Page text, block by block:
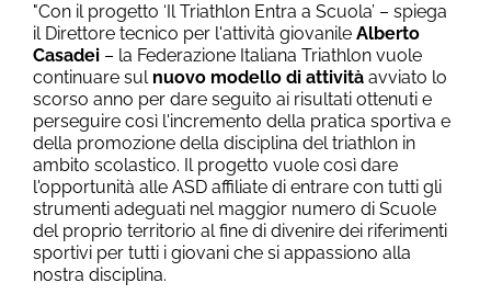
"Con il progetto ‘Il Triathlon Entra a Scuola’ – spiega
il Direttore tecnico per l'attività giovanile Alberto
Casadei – la Federazione Italiana Triathlon vuole
continuare sul nuovo modello di attività avviato lo
scorso anno per dare seguito ai risultati ottenuti e
perseguire così l'incremento della pratica sportiva e
della promozione della disciplina del triathlon in
ambito scolastico. Il progetto vuole così dare
l'opportunità alle ASD affiliate di entrare con tutti gli
strumenti adeguati nel maggior numero di Scuole
del proprio territorio al fine di divenire dei riferimenti
sportivi per tutti i giovani che si appassiono alla
nostra disciplina.